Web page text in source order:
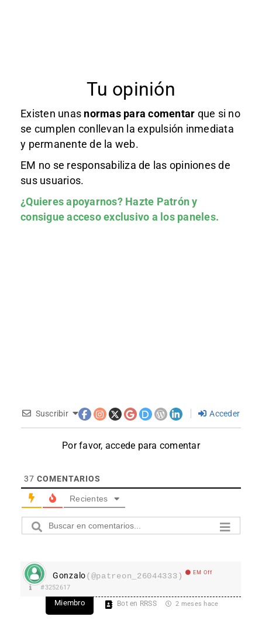
Tu opinión
Existen unas normas para comentar que si no
se cumplen conllevan la expulsión inmediata
y permanente de la web.
EM no se responsabiliza de las opiniones de
sus usuarios.
¿Quieres apoyarnos? Hazte Patróny
consigue acceso exclusivo a los paneles.
Suscribir Acceder
Por favor, accede para comentar
37 COMENTARIOS
Recientes
Gonzalo(@patreon_26044333) EM Off
#3252617
Miembro Bot en RRSS 2 meses hace